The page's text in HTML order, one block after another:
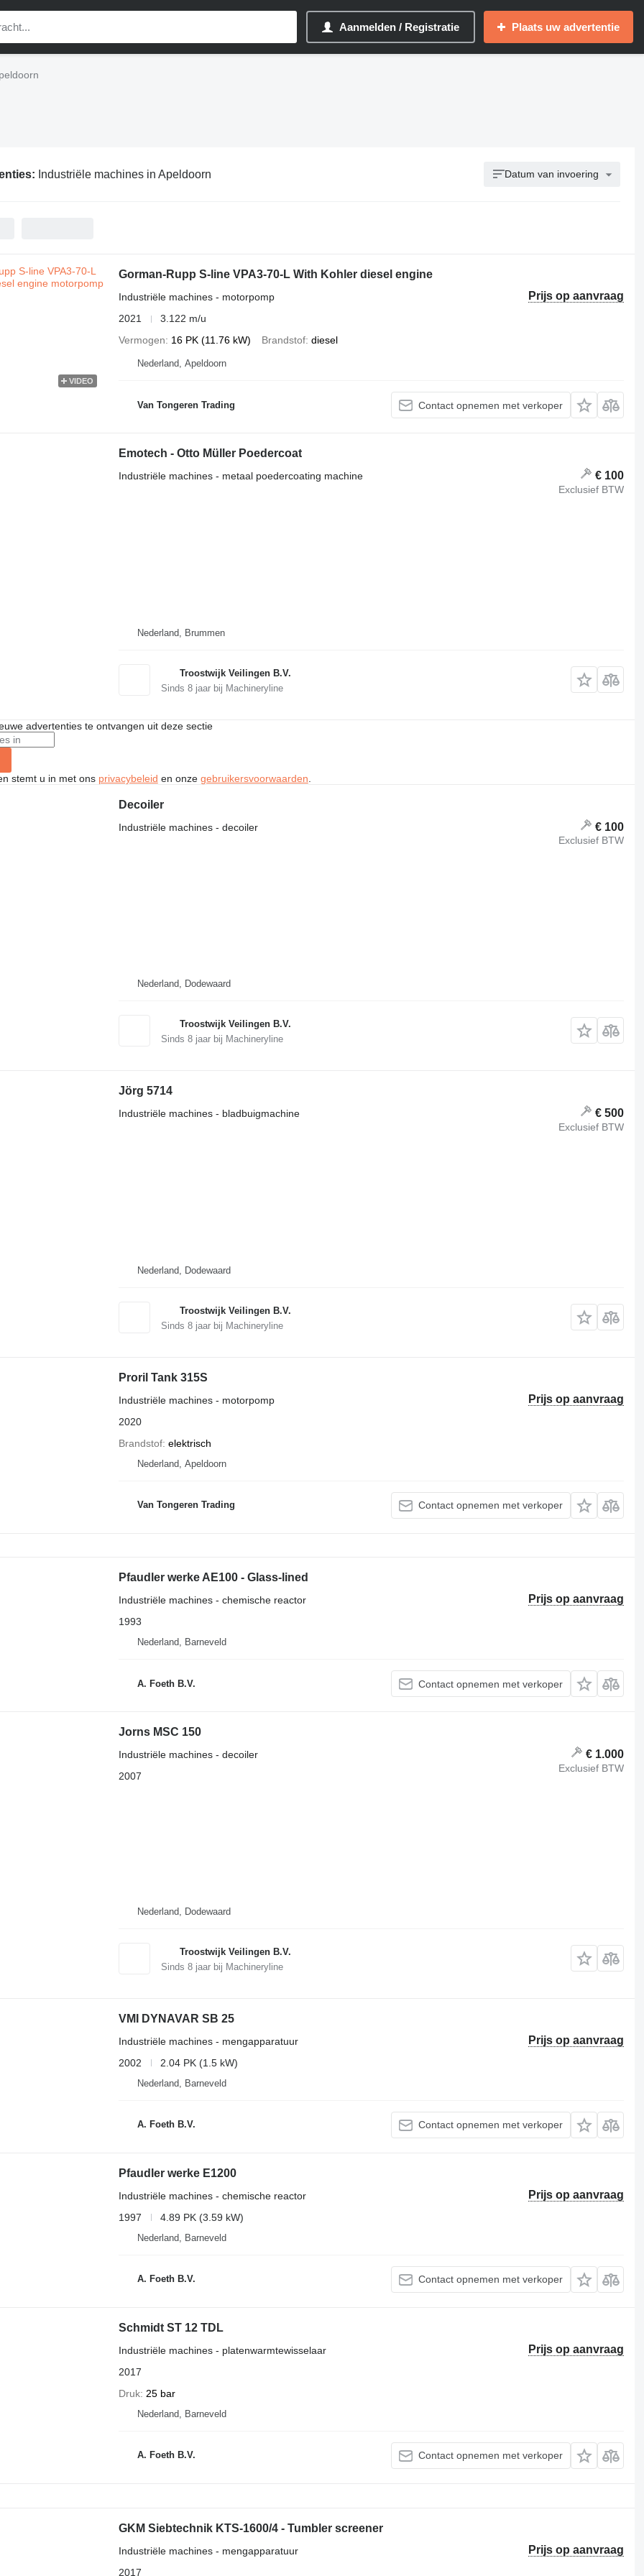
Aanmelden / Registratie Plaats uw advertentie
Industriële machines in Apeldoorn Datum van invoering
VIDEO
Gorman-Rupp S-line VPA3-70-L With Kohler diesel engine
Prijs op aanvraag
Industriële machines - motorpomp
2021
3.122 m/u
Vermogen
16 PK (11.76 kW) Brandstof diesel
Nederland, Apeldoorn
Van Tongeren Trading Contact opnemen met verkoper
Emotech - Otto Müller Poedercoat
€ 100
Exclusief BTW
Industriële machines - metaal poedercoating machine
Nederland, Brummen
Troostwijk Veilingen B.V.
Sinds 8jaar bij Machineryline
advertenties te ontvangen uit deze sectie
stemt u in met ons privacybeleid en onze gebruikersvoorwaarden
Decoiler
€ 100
Exclusief BTW
Industriële machines - decoiler
Nederland, Dodewaard
Troostwijk Veilingen B.V.
Sinds 8jaar bij Machineryline
Jörg 5714
€ 500
Exclusief BTW
Industriële machines - bladbuigmachine
Nederland, Dodewaard
Troostwijk Veilingen B.V.
Sinds 8jaar bij Machineryline
Proril Tank 315S
Prijs op aanvraag
Industriële machines - motorpomp
2020
Brandstof elektrisch
Nederland, Apeldoorn
Van Tongeren Trading Contact opnemen met verkoper
Pfaudler werke AE100 - Glass-lined
Prijs op aanvraag
Industriële machines - chemische reactor
1993
Nederland, Barneveld
A. Foeth B.V. Contact opnemen met verkoper
Jorns MSC 150
€ 1.000
Exclusief BTW
Industriële machines - decoiler
2007
Nederland, Dodewaard
Troostwijk Veilingen B.V.
Sinds 8jaar bij Machineryline
VMI DYNAVAR SB 25
Prijs op aanvraag
Industriële machines - mengapparatuur
2002
2.04 PK (1.5 kW)
Nederland, Barneveld
A. Foeth B.V. Contact opnemen met verkoper
Pfaudler werke E1200
Prijs op aanvraag
Industriële machines - chemische reactor
1997
4.89 PK (3.59 kW)
Nederland, Barneveld
A. Foeth B.V. Contact opnemen met verkoper
Schmidt ST 12 TDL
Prijs op aanvraag
Industriële machines - platenwarmtewisselaar
2017
Druk 25 bar
Nederland, Barneveld
A. Foeth B.V. Contact opnemen met verkoper
GKM Siebtechnik KTS-1600/4 - Tumbler screener
Prijs op aanvraag
Industriële machines - mengapparatuur
2017